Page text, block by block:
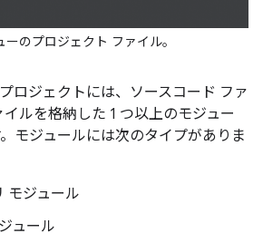
ーのプロジェクト ファイル。
ロジェクトには、ソースコード ファ
ルを格納した 1 つ以上のモジュー
モジュールには次のタイプがありま
モジュール
ュール